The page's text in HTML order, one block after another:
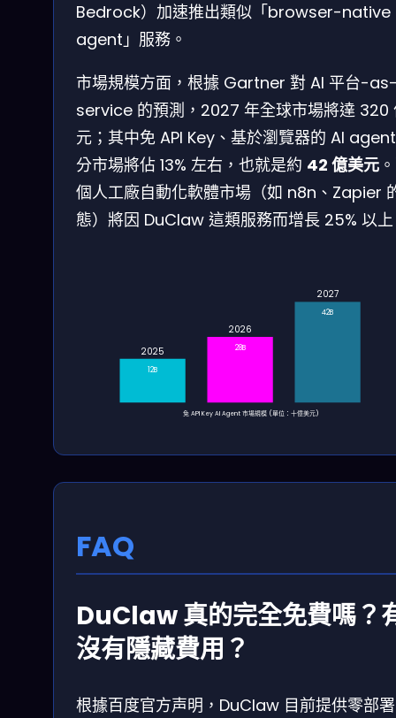
Bedrock）加速推出類似「browser-native
agent」服務。
市場規模方面，根據 Gartner 對 AI 平台-
service 的預測，2027 年全球市場將達 320
元；其中免 API Key、基於瀏覽器的 AI
分市場將佔 13% 左右，也就是約 42 億美元
個人工廠自動化軟體市場（如 n8n、Zapier
態）將因 DuClaw 這類服務而增長 25% 以
2025
12B
2026
28B
2027
42B
免 API Key AI Agent 市場規模 (單位：十億美元)
FAQ
DuClaw 真的完全免費嗎？
沒有隱藏費用？
根據百度官方声明，DuClaw 目前提供零部